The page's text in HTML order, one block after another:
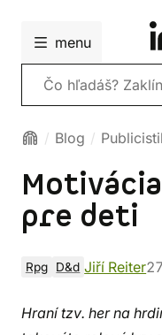
menu
Vyhľadávanie
Blog
pre deti
Rpg D&d Jiří Reiter
Hraní tzv. her na